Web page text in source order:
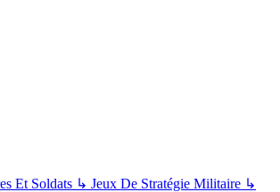
Et Soldats ↳ Jeux De Stratégie Militaire ↳